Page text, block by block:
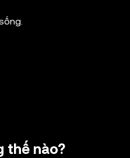
thế nào?